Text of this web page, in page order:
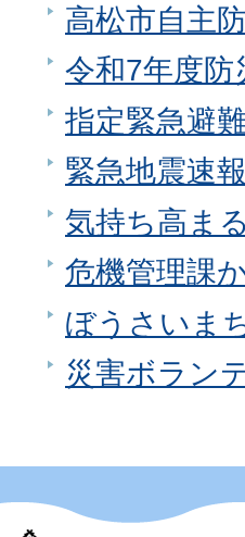
高松市自主
令和7年度
指定緊急避
緊急地震速
気持ち高ま
危機管理課
ぼうさいま
災害ボラン